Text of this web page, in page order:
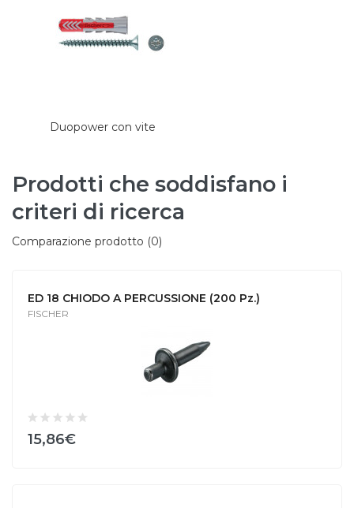
Duopower con vite
Prodotti che soddisfano i
criteri di ricerca
Comparazione prodotto (0)
ED 18 CHIODO A PERCUSSIONE (200 Pz.)
FISCHER
15,86€